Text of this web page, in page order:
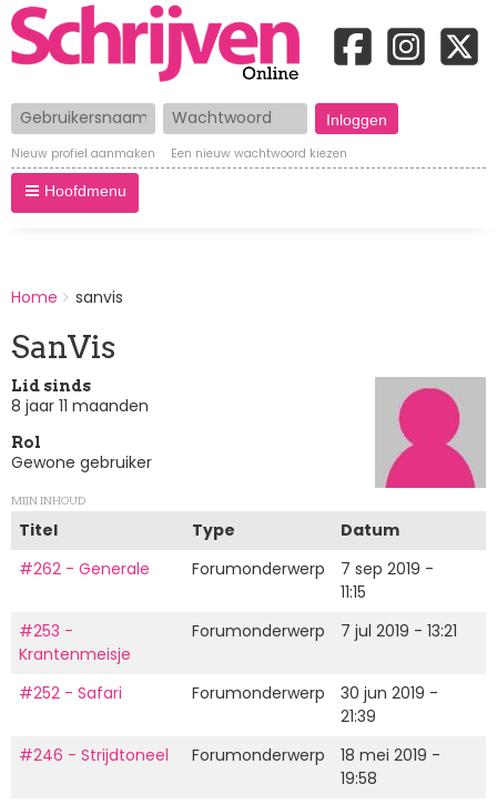
Gebruikersnaam Wachtwoord
Nieuw profiel aanmaken Een nieuw wachtwoord kiezen
Hoofdmenu
BREADCRUMBS
You
here:
Home sanvis
SanVis
Lid sinds
8 jaar 11 maanden
Rol
Gewone gebruiker
MIJN INHOUD
Titel Type
Datum
#262 - Generale
Forumonderwerp
7 sep 2019 -
11:15
#253 -
Krantenmeisje
Forumonderwerp 7 jul 2019 - 13:21
#252 - Safari Forumonderwerp
30 jun 2019 -
21:39
#246 - Strijdtoneel
Forumonderwerp
18 mei 2019 -
19:58